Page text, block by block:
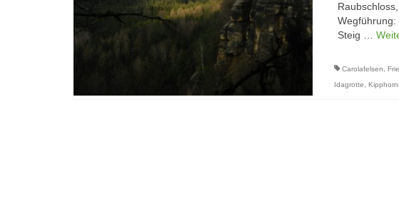
Wegführung:
Steig …
Carolafelsen
Idagrotte